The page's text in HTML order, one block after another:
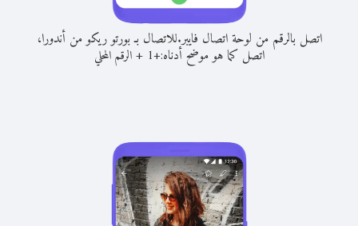
اتصل بالرقم من لوحة اتصال فايبر.للاتصال بـ بورتو ريكو من أندورا،
اتصل كما هو موضح أدناه:+
1
+الرقم المحلي